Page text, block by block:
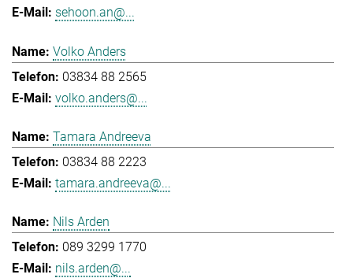
sehoon.an@...
Volko Anders
03834 88 2565
volko.anders@...
Tamara Andreeva
03834 88 2223
tamara.andreeva@...
Nils Arden
089 3299 1770
nils.arden@...